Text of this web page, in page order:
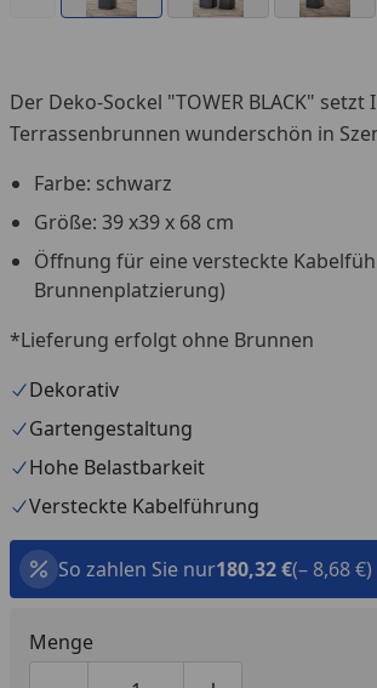
Der Deko-Sockel "TOWER BLACK" setzt
Terrassenbrunnen wunderschön in
Farbe: schwarz
Größe: 39 x39 x 68 cm
Öffnung für eine versteckte
Brunnenplatzierung)
*Lieferung erfolgt ohne Brunnen
Dekorativ
Gartengestaltung
Hohe Belastbarkeit
Versteckte Kabelführung
So zahlen Sie nur180,32 €(– 8,68 €)
Menge